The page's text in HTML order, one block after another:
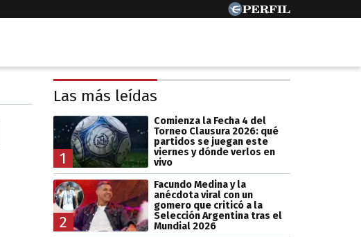
Las más leídas
1
Comienza la Fecha 4 del
Torneo Clausura 2026: qué
partidos se juegan este
viernes y dónde verlos en
vivo
2
Facundo Medina y la
anécdota viral con un
gomero que criticó a la
Selección Argentina tras el
Mundial 2026